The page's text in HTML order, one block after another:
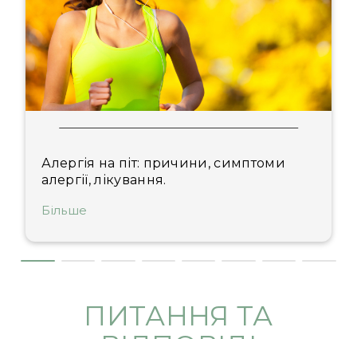
Алергія на піт: причини, симптоми
алергії, лікування.
Більше
ПИТАННЯ ТА